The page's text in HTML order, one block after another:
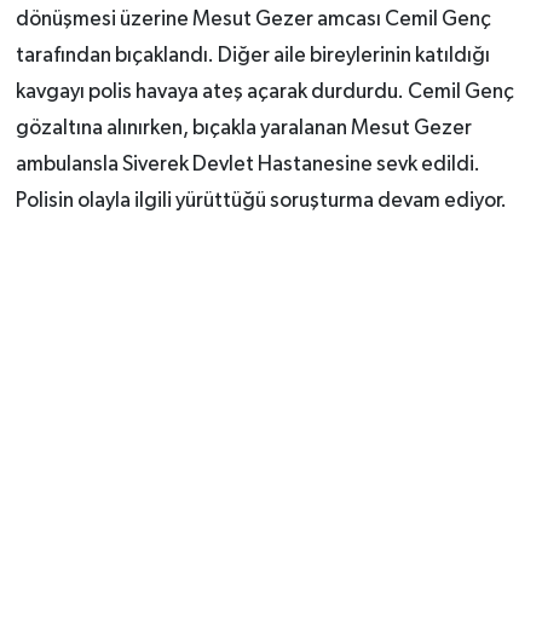
dönüşmesi üzerine Mesut Gezer amcası Cemil Genç
tarafından bıçaklandı. Diğer aile bireylerinin katıldığı
kavgayı polis havaya ateş açarak durdurdu. Cemil Genç
gözaltına alınırken, bıçakla yaralanan Mesut Gezer
ambulansla Siverek Devlet Hastanesine sevk edildi.
Polisin olayla ilgili yürüttüğü soruşturma devam ediyor.